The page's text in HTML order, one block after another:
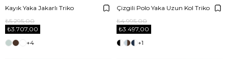
Kayık Yaka Jakarlı Triko
₺3.707,00
₺5.295,00
+4
Çizgili Polo Yaka Uzun Kol Triko
₺3.497,00
₺4.995,00
+1